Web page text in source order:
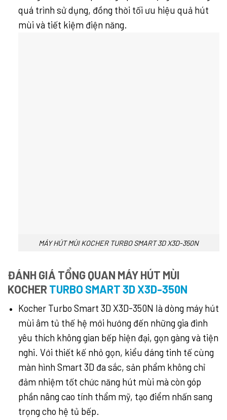
quá trình sử dụng, đồng thời tối ưu hiệu quả hút
mùi và tiết kiệm điện năng.
MÁY HÚT MÙI KOCHER TURBO SMART 3D X3D-350N
ĐÁNH GIÁ TỔNG QUAN MÁY HÚT MÙI
KOCHER TURBO SMART 3D X3D-350N
Kocher Turbo Smart 3D X3D-350N là dòng máy hút
mùi âm tủ thế hệ mới hướng đến những gia đình
yêu thích không gian bếp hiện đại, gọn gàng và tiện
nghi. Với thiết kế nhỏ gọn, kiểu dáng tinh tế cùng
màn hình Smart 3D đa sắc, sản phẩm không chỉ
đảm nhiệm tốt chức năng hút mùi mà còn góp
phần nâng cao tính thẩm mỹ, tạo điểm nhấn sang
trọng cho hệ tủ bếp.